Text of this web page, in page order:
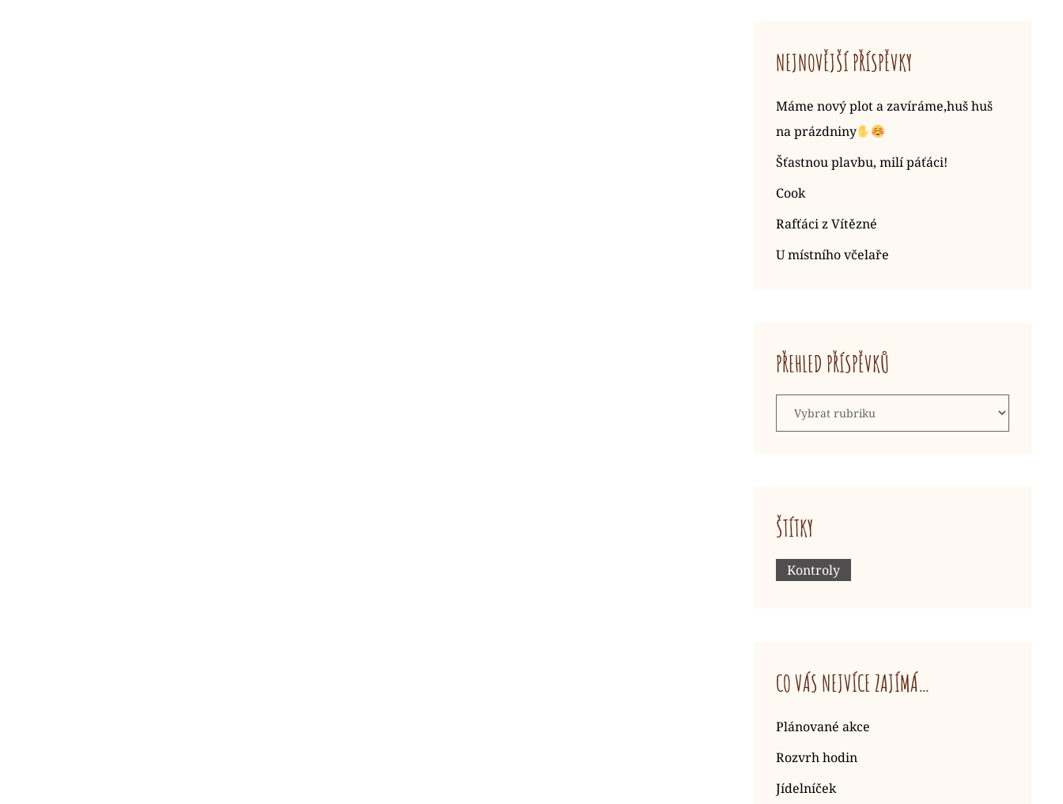
NEJNOVĚJŠÍ PŘÍSPĚVKY
Máme nový plot a zavíráme,huš huš
na prázdniny
Šťastnou plavbu, milí páťáci!
Cook
Rafťáci z Vítězné
U místního včelaře
PŘEHLED PŘÍSPĚVKŮ
příspěvků
ŠTÍTKY
Kontroly
CO VÁS NEJVÍCE ZAJÍMÁ…
Plánované akce
Rozvrh hodin
Jídelníček